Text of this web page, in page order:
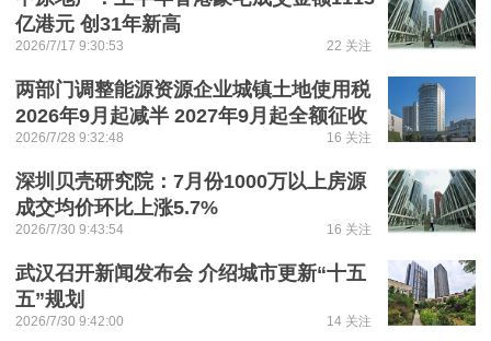
亿港元 创31年新高
2026/7/17 9:30:53 22 关注
两部门调整能源资源企业城镇土地使用税
2026年9月起减半 2027年9月起全额征收
2026/7/28 9:32:48 16 关注
深圳贝壳研究院：7月份1000万以上房源
成交均价环比上涨5.7%
2026/7/30 9:43:54 16 关注
武汉召开新闻发布会 介绍城市更新“十五
五”规划
2026/7/30 9:42:00 14 关注